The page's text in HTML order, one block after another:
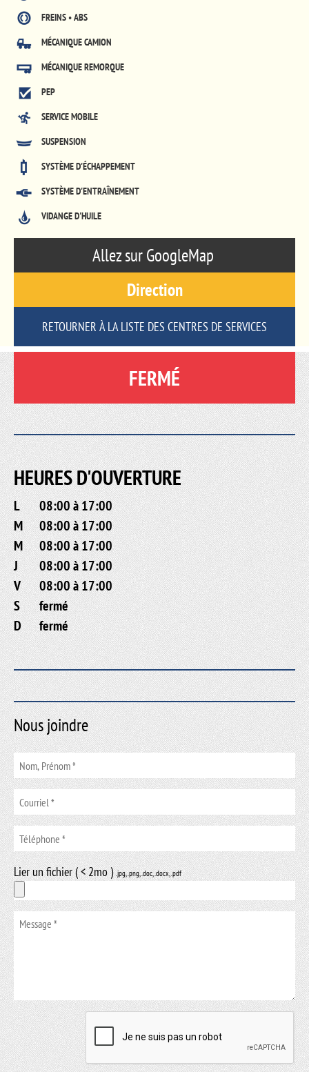
FREINS • ABS
MÉCANIQUE CAMION
MÉCANIQUE REMORQUE
PEP
SERVICE MOBILE
SUSPENSION
SYSTÈME D'ÉCHAPPEMENT
SYSTÈME D'ENTRAÎNEMENT
VIDANGE D'HUILE
Allez sur GoogleMap
Direction
RETOURNER À LA LISTE DES CENTRES DE SERVICES
FERMÉ
HEURES D'OUVERTURE
L
08:00 à 17:00
M
08:00 à 17:00
M
08:00 à 17:00
J
08:00 à 17:00
V
08:00 à 17:00
S
fermé
D
fermé
Nous joindre
Lier un fichier ( < 2mo ).jpg, .png, .doc, .docx, .pdf